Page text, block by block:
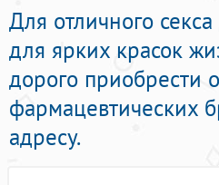
Для отличного
для ярких красок
дорого приобрести
фармацевтических
адресу.